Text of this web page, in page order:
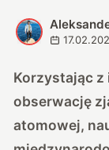
A
Korzystając
obserwację
atomowej,